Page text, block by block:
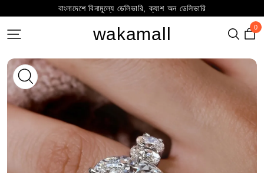
বাংলাদেশে বিনামূল্যে ডেলিভারি, ক্যাশ অন ডেলিভারি
wakamall 0